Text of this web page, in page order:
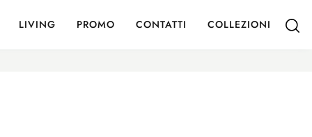
LIVING PROMO CONTATTI COLLEZIONI